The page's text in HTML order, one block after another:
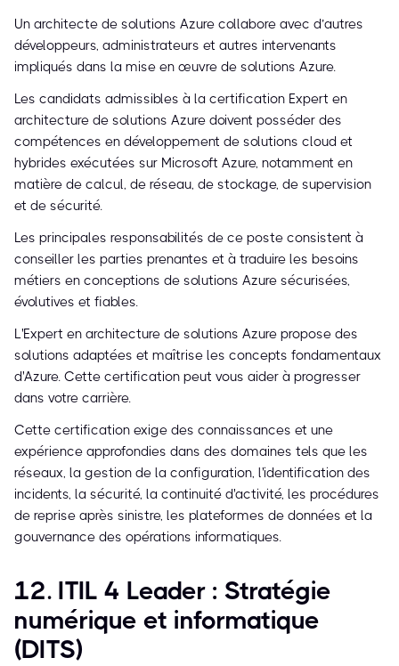
Un architecte de solutions Azure collabore avec d’autres
développeurs, administrateurs et autres intervenants
impliqués dans la mise en œuvre de solutions Azure.
Les candidats admissibles à la certification Expert en
architecture de solutions Azure doivent posséder des
compétences en développement de solutions cloud et
hybrides exécutées sur Microsoft Azure, notamment en
matière de calcul, de réseau, de stockage, de supervision
et de sécurité.
Les principales responsabilités de ce poste consistent à
conseiller les parties prenantes et à traduire les besoins
métiers en conceptions de solutions Azure sécurisées,
évolutives et fiables.
L'Expert en architecture de solutions Azure propose des
solutions adaptées et maîtrise les concepts fondamentaux
d'Azure. Cette certification peut vous aider à progresser
dans votre carrière.
Cette certification exige des connaissances et une
expérience approfondies dans des domaines tels que les
réseaux, la gestion de la configuration, l'identification des
incidents, la sécurité, la continuité d'activité, les procédures
de reprise après sinistre, les plateformes de données et la
gouvernance des opérations informatiques.
12. ITIL 4 Leader : Stratégie
numérique et informatique
(DITS)